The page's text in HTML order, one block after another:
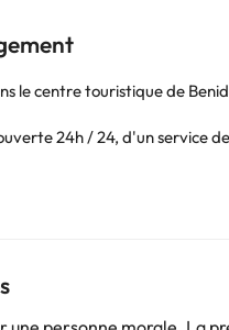
le centre touristique de
24h / 24, d'un
50 mètres de la plage